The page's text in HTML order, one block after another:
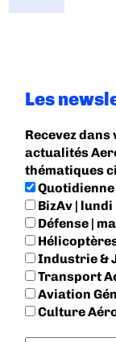
Les
Recevez
actualités
thématiques
BizAv | lundi
Défense |
Industrie &
Transport
Aviation
Culture